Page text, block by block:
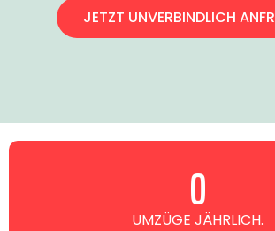
JETZT UNVERBINDLICH
UMZÜGE JÄHRLICH.
0